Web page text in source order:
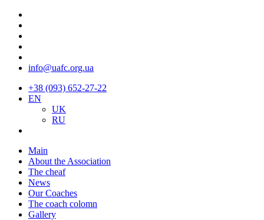
info@uafc.org.ua
+38 (093) 652-27-22
EN
UK
RU
Main
About the Association
The cheaf
News
Our Coaches
The coach colomn
Gallery